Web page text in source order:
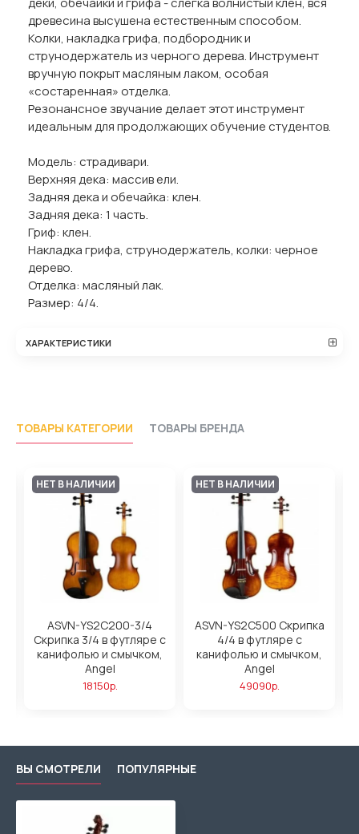
древесина высушена естественным способом.
Колки, накладка грифа, подбородник и
струнодержатель из черного дерева. Инструмент
вручную покрыт масляным лаком, особая
«состаренная» отделка.
Резонансное звучание делает этот инструмент
идеальным для продолжающих обучение студентов.
Модель: страдивари.
Верхняя дека: массив ели.
Задняя дека и обечайка: клен.
Задняя дека: 1 часть.
Гриф: клен.
Накладка грифа, струнодержатель, колки: черное
дерево.
Отделка: масляный лак.
Размер: 4/4.
ХАРАКТЕРИСТИКИ
ТОВАРЫ КАТЕГОРИИ ТОВАРЫ БРЕНДА
НЕТ В НАЛИЧИИ
ASVN-YS2C200-3/4
Скрипка 3/4 в футляре с
канифолью и смычком,
Angel
18150р.
НЕТ В НАЛИЧИИ
ASVN-YS2C500 Скрипка
4/4 в футляре с
канифолью и смычком,
Angel
49090р.
ВЫ СМОТРЕЛИ ПОПУЛЯРНЫЕ